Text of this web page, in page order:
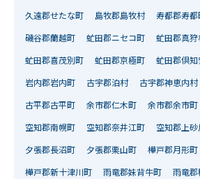
久遠郡せたな町 島牧郡島牧村 寿都郡寿都
磯谷郡蘭越町 虻田郡ニセコ町 虻田郡真狩
虻田郡喜茂別町 虻田郡京極町 虻田郡倶知
岩内郡岩内町 古宇郡泊村 古宇郡神恵内村
古平郡古平町 余市郡仁木町 余市郡余市町
空知郡南幌町 空知郡奈井江町 空知郡上砂
夕張郡長沼町 夕張郡栗山町 樺戸郡月形町
樺戸郡新十津川町 雨竜郡妹背牛町 雨竜郡